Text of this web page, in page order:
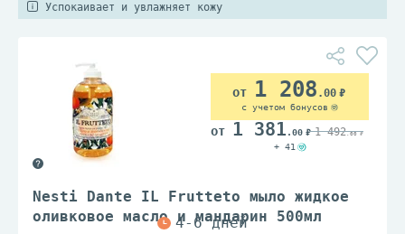
Успокаивает и увлажняет кожу
Nesti Dante IL Frutteto мыло жидкое
оливковое масло и мандарин 500мл
1 208 .00
с учетом бонусов
1 381 .00 1 492.00
+ 41